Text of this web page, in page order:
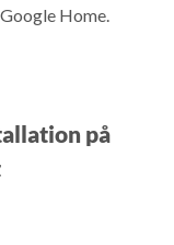
Home.
på